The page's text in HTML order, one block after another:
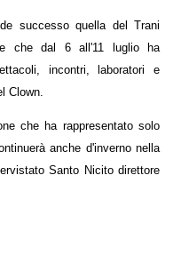
successo quella del Trani
che dal 6 all'11 luglio ha
incontri, laboratori e
Clown.
che ha rappresentato solo
anche d'inverno nella
Santo Nicito direttore